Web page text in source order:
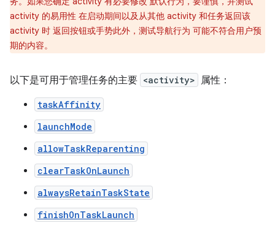
activity 的易用性 在启动期间以及从其他 activity 和任务返回该
activity 时 返回按钮或手势此外，测试导航行为 可能不符合用户预
期的内容。
以下是可用于管理任务的主要 <activity> 属性：
taskAffinity
launchMode
allowTaskReparenting
clearTaskOnLaunch
alwaysRetainTaskState
finishOnTaskLaunch